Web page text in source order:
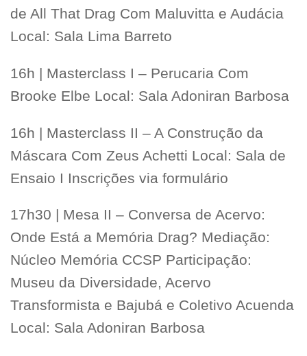
de All That Drag Com Maluvitta e Audácia
Local: Sala Lima Barreto
16h | Masterclass I – Perucaria Com
Brooke Elbe Local: Sala Adoniran Barbosa
16h | Masterclass II – A Construção da
Máscara Com Zeus Achetti Local: Sala de
Ensaio I Inscrições via formulário
17h30 | Mesa II – Conversa de Acervo:
Onde Está a Memória Drag? Mediação:
Núcleo Memória CCSP Participação:
Museu da Diversidade, Acervo
Transformista e Bajubá e Coletivo Acuenda
Local: Sala Adoniran Barbosa